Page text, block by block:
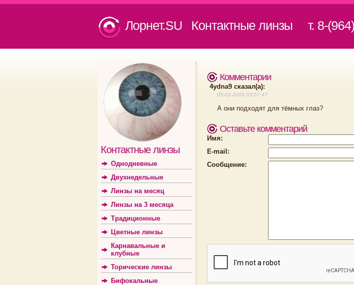
Лорнет.SU Контактные линзы т. 8-
Контактные линзы
Однодневные
Двухнедельные
Линзы на месяц
Линзы на 3 месяца
Традиционные
Цветные линзы
Карнавальные и
клубные
Торические линзы
Бифокальные
Комментарии
4ydna9 сказал(а):
05-01-2009 03:57:47
А они подходят для тёмных глаз?
Оставьте комментарий
Имя:
E-mail:
Сообщение: